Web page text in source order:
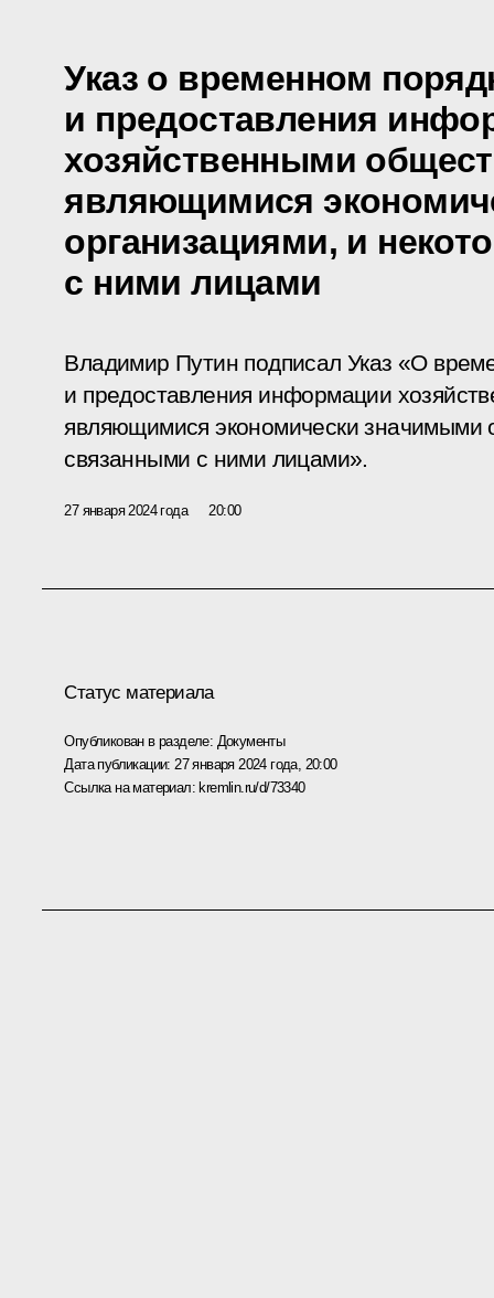
Указ о временном
и предоставления
хозяйственными
являющимися
организациями, и
с ними лицами
Владимир Путин подписал Указ «О
и предоставления информации
являющимися экономически значимыми
связанными с ними лицами».
27 января 2024 года 20:00
Статус материала
Опубликован в разделе: Документы
Дата публикации: 27 января 2024 года, 20:00
Ссылка на материал: kremlin.ru/d/73340